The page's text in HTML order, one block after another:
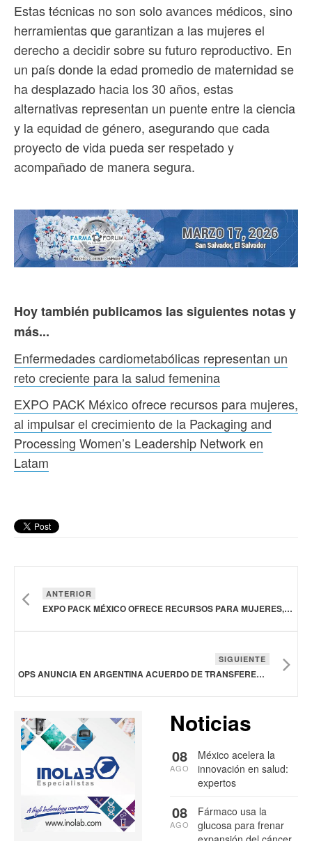
Estas técnicas no son solo avances médicos, sino
herramientas que garantizan a las mujeres el
derecho a decidir sobre su futuro reproductivo. En
un país donde la edad promedio de maternidad se
ha desplazado hacia los 30 años, estas
alternativas representan un puente entre la ciencia
y la equidad de género, asegurando que cada
proyecto de vida pueda ser respetado y
acompañado de manera segura.
Hoy también publicamos las siguientes notas y
más...
Enfermedades cardiometabólicas representan un
reto creciente para la salud femenina
EXPO PACK México ofrece recursos para mujeres,
al impulsar el crecimiento de la Packaging and
Processing Women’s Leadership Network en
Latam
ANTERIOR
EXPO PACK MÉXICO OFRECE RECURSOS PARA MUJERES, AL IMPULSAR EL CRECIMIENTO DE LA PACKAGING AND PROCESSING WOMEN’S LEADERSHIP NETWORK EN LATAM
SIGUIENTE
OPS ANUNCIA EN ARGENTINA ACUERDO DE TRANSFERENCIA DE TECNOLOGÍA QUE FORTALECERÁ PRODUCCIÓN REGIONAL DE VACUNAS CONTRA INFLUENZA ESTACIONAL
Noticias
México acelera la
innovación en salud:
expertos
08
AGO
Fármaco usa la
glucosa para frenar
08
AGO